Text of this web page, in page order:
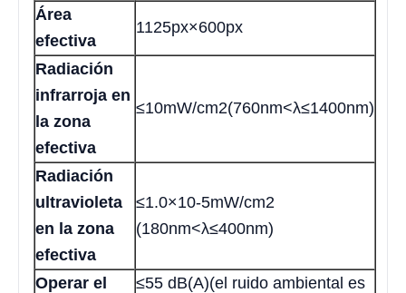
Área
efectiva
1125px×600px
Radiación
infrarroja en
la zona
efectiva
≤10mW/cm2(760nm<λ≤1400nm)
Radiación
ultravioleta
en la zona
efectiva
≤1.0×10-5mW/cm2
(180nm<λ≤400nm)
Operar el
≤55 dB(A)(el ruido ambiental es